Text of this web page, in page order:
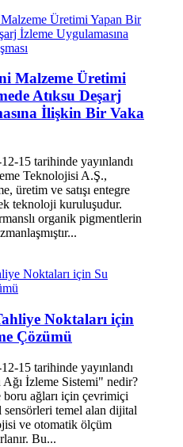
Malzeme Üretimi
Atıksu Deşarj
İlişkin Bir Vaka
15 tarihinde yayınlandı
Teknolojisi A.Ş.,
üretim ve satışı entegre
teknoloji kuruluşudur.
organik pigmentlerin
Noktaları için
Çözümü
15 tarihinde yayınlandı
İzleme Sistemi" nedir?
ağları için çevrimiçi
temel alan dijital
ve otomatik ölçüm
Bu...